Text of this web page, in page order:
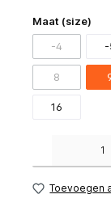
Maat (size)
-4 -
8
16
Toevoegen